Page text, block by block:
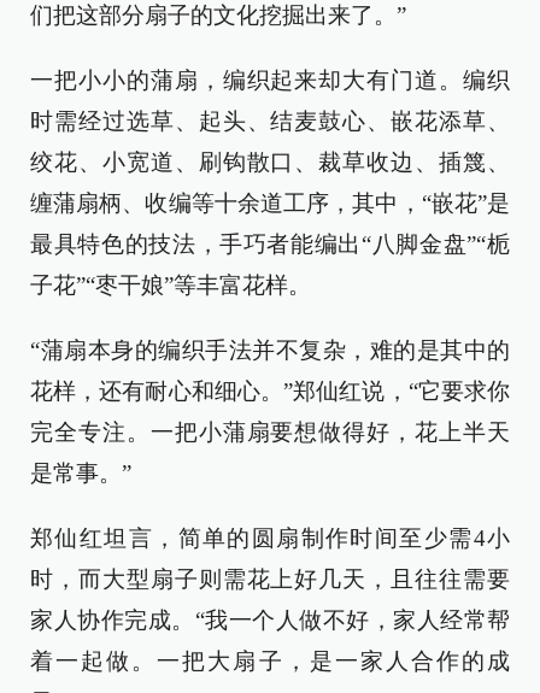
们把这部分扇子的文化挖掘出来了。”
一把小小的蒲扇，编织起来却大有门道。编织
时需经过选草、起头、结麦鼓心、嵌花添草、
绞花、小宽道、刷钩散口、裁草收边、插篾、
缠蒲扇柄、收编等十余道工序，其中，“嵌花”是
最具特色的技法，手巧者能编出“八脚金盘”“栀
子花”“枣干娘”等丰富花样。
“蒲扇本身的编织手法并不复杂，难的是其中的
花样，还有耐心和细心。”郑仙红说，“它要求你
完全专注。一把小蒲扇要想做得好，花上半天
是常事。”
郑仙红坦言，简单的圆扇制作时间至少需4小
时，而大型扇子则需花上好几天，且往往需要
家人协作完成。“我一个人做不好，家人经常帮
着一起做。一把大扇子，是一家人合作的成